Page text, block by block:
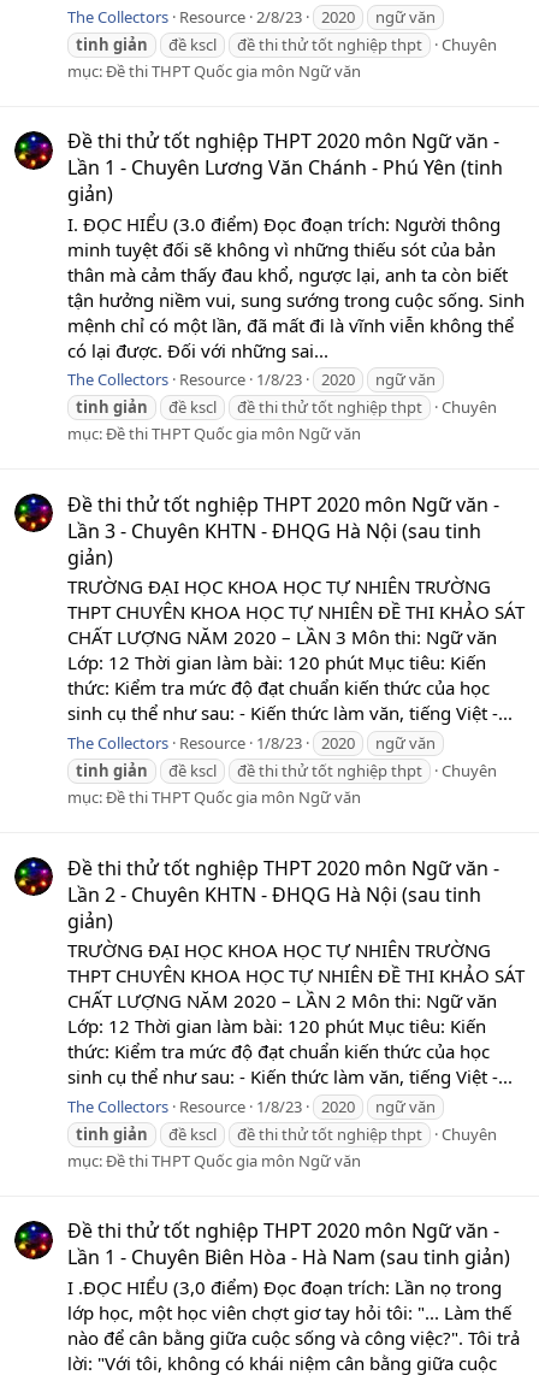
The Collectors Resource 2/8/23 2020
ngữ văn
tinh giản đề kscl đề thi thử tốt nghiệp thpt
Chuyên
mục:Đề thi THPT Quốc gia môn Ngữ văn
Đề thi thử tốt nghiệp THPT 2020 môn Ngữ văn -
Lần 1 - Chuyên Lương Văn Chánh - Phú Yên (tinh
giản)
I. ĐỌC HIỂU (3.0 điểm) Đọc đoạn trích: Người thông
minh tuyệt đối sẽ không vì những thiếu sót của bản
thân mà cảm thấy đau khổ, ngược lại, anh ta còn biết
tận hưởng niềm vui, sung sướng trong cuộc sống. Sinh
mệnh chỉ có một lần, đã mất đi là vĩnh viễn không thể
có lại được. Đối với những sai...
The Collectors Resource 1/8/23 2020
ngữ văn
tinh giản đề kscl đề thi thử tốt nghiệp thpt
Chuyên
mục:Đề thi THPT Quốc gia môn Ngữ văn
Đề thi thử tốt nghiệp THPT 2020 môn Ngữ văn -
Lần 3 - Chuyên KHTN - ĐHQG Hà Nội (sau tinh
giản)
TRƯỜNG ĐẠI HỌC KHOA HỌC TỰ NHIÊN TRƯỜNG
THPT CHUYÊN KHOA HỌC TỰ NHIÊN ĐỀ THI KHẢO SÁT
CHẤT LƯỢNG NĂM 2020 – LẦN 3 Môn thi: Ngữ văn
Lớp: 12 Thời gian làm bài: 120 phút Mục tiêu: Kiến
thức: Kiểm tra mức độ đạt chuẩn kiến thức của học
sinh cụ thể như sau: - Kiến thức làm văn, tiếng Việt -...
The Collectors Resource 1/8/23 2020
ngữ văn
tinh giản đề kscl đề thi thử tốt nghiệp thpt
Chuyên
mục:Đề thi THPT Quốc gia môn Ngữ văn
Đề thi thử tốt nghiệp THPT 2020 môn Ngữ văn -
Lần 2 - Chuyên KHTN - ĐHQG Hà Nội (sau tinh
giản)
TRƯỜNG ĐẠI HỌC KHOA HỌC TỰ NHIÊN TRƯỜNG
THPT CHUYÊN KHOA HỌC TỰ NHIÊN ĐỀ THI KHẢO SÁT
CHẤT LƯỢNG NĂM 2020 – LẦN 2 Môn thi: Ngữ văn
Lớp: 12 Thời gian làm bài: 120 phút Mục tiêu: Kiến
thức: Kiểm tra mức độ đạt chuẩn kiến thức của học
sinh cụ thể như sau: - Kiến thức làm văn, tiếng Việt -...
The Collectors Resource 1/8/23 2020
ngữ văn
tinh giản đề kscl đề thi thử tốt nghiệp thpt
Chuyên
mục:Đề thi THPT Quốc gia môn Ngữ văn
Đề thi thử tốt nghiệp THPT 2020 môn Ngữ văn -
Lần 1 - Chuyên Biên Hòa - Hà Nam (sau tinh giản)
I .ĐỌC HIỂU (3,0 điểm) Đọc đoạn trích: Lần nọ trong
lớp học, một học viên chợt giơ tay hỏi tôi: "... Làm thế
nào để cân bằng giữa cuộc sống và công việc?". Tôi trả
lời: "Với tôi, không có khái niệm cân bằng giữa cuộc